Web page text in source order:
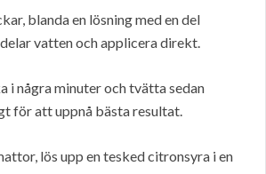
blanda en lösning med en del
vatten och applicera direkt.
i några minuter och tvätta sedan
för att uppnå bästa resultat.
lös upp en tesked citronsyra i en